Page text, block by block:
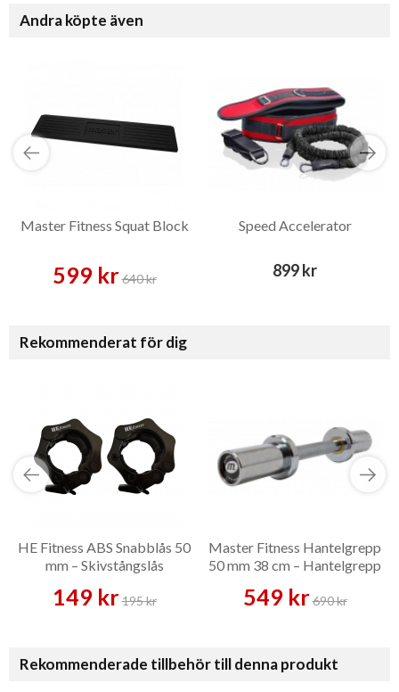
Andra köpte även
Master Fitness Squat Block
599 kr640 kr
Speed Accelerator
899 kr
Rekommenderat för dig
HE Fitness ABS Snabblås 50
mm – Skivstångslås
149 kr195 kr
Master Fitness Hantelgrepp
50 mm 38 cm – Hantelgrepp
549 kr690 kr
Rekommenderade tillbehör till denna produkt